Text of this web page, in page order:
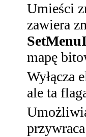
Umieści
zawiera
mapę
Wyłącza
ale ta